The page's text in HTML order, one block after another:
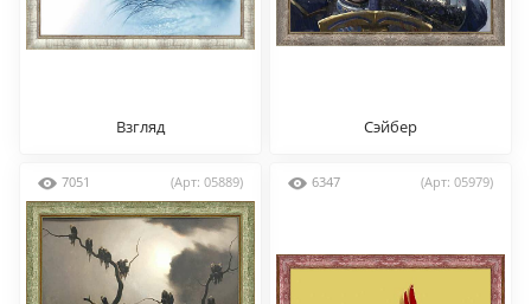
Взгляд Сэйбер
7051 (Арт: 05889) 6347 (Арт: 05979)